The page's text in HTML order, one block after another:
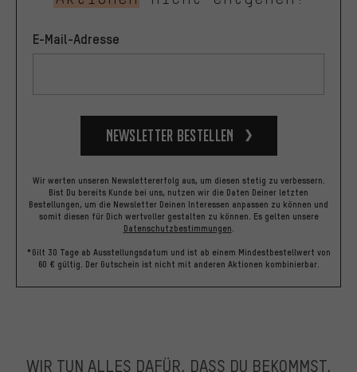
E-Mail-Adresse
Newsletter bestellen
Wir werten unseren Newslettererfolg aus, um diesen stetig zu verbessern.
Bist Du bereits Kunde bei uns, nutzen wir die Daten Deiner letzten
Bestellungen, um die Newsletter Deinen Interessen anpassen zu können und
somit diesen für Dich wertvoller gestalten zu können. Es gelten unsere
Datenschutzbestimmungen
*Gilt 30 Tage ab Ausstellungsdatum und ist ab einem Mindestbestellwert von
60 € gültig. Der Gutschein ist nicht mit anderen Aktionen kombinierbar.
WIR TUN ALLES DAFÜR, DASS DU BEKOMMST,